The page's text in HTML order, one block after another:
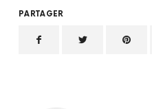
PARTAGER